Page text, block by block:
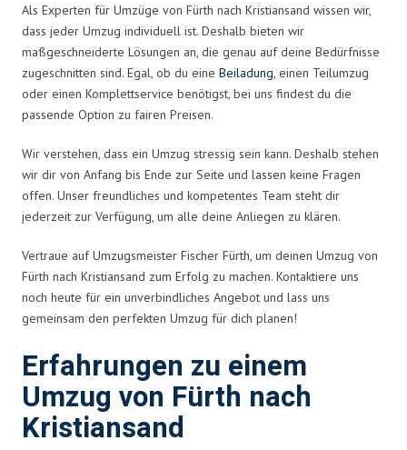
Als Experten für Umzüge von Fürth nach Kristiansand wissen wir,
dass jeder Umzug individuell ist. Deshalb bieten wir
maßgeschneiderte Lösungen an, die genau auf deine Bedürfnisse
zugeschnitten sind. Egal, ob du eine Beiladung, einen Teilumzug
oder einen Komplettservice benötigst, bei uns findest du die
passende Option zu fairen Preisen.
Wir verstehen, dass ein Umzug stressig sein kann. Deshalb stehen
wir dir von Anfang bis Ende zur Seite und lassen keine Fragen
offen. Unser freundliches und kompetentes Team steht dir
jederzeit zur Verfügung, um alle deine Anliegen zu klären.
Vertraue auf Umzugsmeister Fischer Fürth, um deinen Umzug von
Fürth nach Kristiansand zum Erfolg zu machen. Kontaktiere uns
noch heute für ein unverbindliches Angebot und lass uns
gemeinsam den perfekten Umzug für dich planen!
Erfahrungen zu einem
Umzug von Fürth nach
Kristiansand